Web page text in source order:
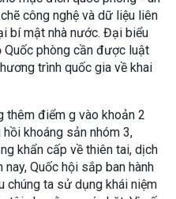
công nghệ và dữ liệu liên
bí mật nhà nước. Đại biểu
Quốc phòng cần được luật
trình quốc gia về khai
thêm điểm g vào khoản 2
khoáng sản nhóm 3,
khẩn cấp về thiên tai, dịch
nay, Quốc hội sắp ban hành
chúng ta sử dụng khái niệm